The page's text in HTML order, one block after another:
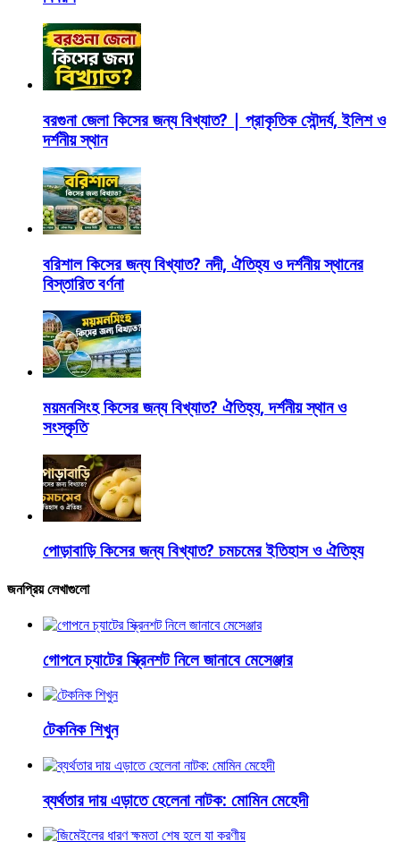
বরগুনা জেলা কিসের জন্য বিখ্যাত? | প্রাকৃতিক সৌন্দর্য, ইলিশ ও
দর্শনীয় স্থান
বরিশাল কিসের জন্য বিখ্যাত? নদী, ঐতিহ্য ও দর্শনীয় স্থানের
বিস্তারিত বর্ণনা
ময়মনসিংহ কিসের জন্য বিখ্যাত? ঐতিহ্য, দর্শনীয় স্থান ও
সংস্কৃতি
পোড়াবাড়ি কিসের জন্য বিখ্যাত? চমচমের ইতিহাস ও ঐতিহ্য
জনপ্রিয় লেখাগুলো
গোপনে চ্যাটের স্ক্রিনশট নিলে জানাবে মেসেঞ্জার
টেকনিক শিখুন
ব্যর্থতার দায় এড়াতে হেলেনা নাটক: মোমিন মেহেদী